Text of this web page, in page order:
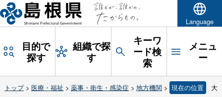
Language
目的で
探す
組織で探
す
キーワ
ード検
索
メニュ
ー
トップ> 医療・福祉 > 薬事・衛生・感染症 > 地方機関> 現在の位置 大